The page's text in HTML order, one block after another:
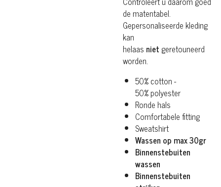
de matentabel.
Gepersonaliseerde kleding
kan
helaas niet geretouneerd
worden.
50% cotton -
50%polyester
Ronde hals
Comfortabele fitting
Sweatshirt
Wassen op max 30gr
Binnenstebuiten
wassen
Binnenstebuiten